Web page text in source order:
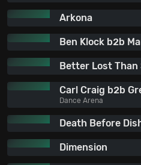
Arkona
Ben Klock b2b
Better Lost Than
Carl Craig b2b
Dance Arena
Death Before
Dimension